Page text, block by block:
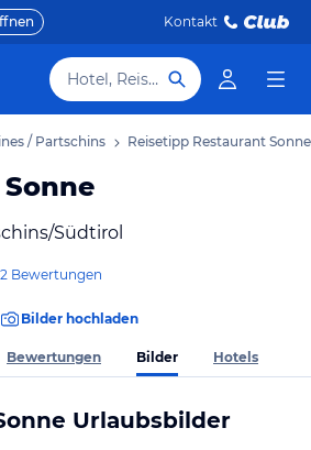
Kontakt
Hotel, Reiseziel
/ Partschins Reisetipp Restaurant Sonne
Südtirol
2 Bewertungen
Bilder hochladen
Bewertungen Bilder Hotels
Urlaubsbilder